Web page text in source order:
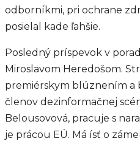
odborníkmi, pri ochrane
posielal kade ľahšie.
Posledný príspevok v
Miroslavom Heredošom.
premiérskym blúznením a
členov dezinformačnej
Belousovová, pracuje s
je prácou EÚ. Má ísť o